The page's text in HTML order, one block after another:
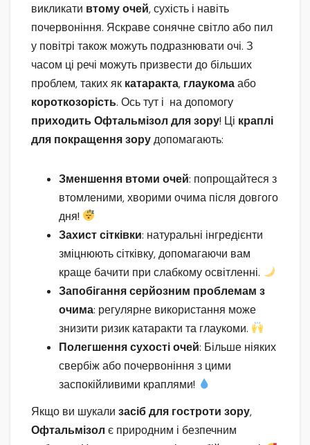
викликати втому очей, сухість і навіть
почервоніння. Яскраве сонячне світло або пил
у повітрі також можуть подразнювати очі. З
часом ці речі можуть призвести до більших
проблем, таких як катаракта, глаукомаабо
короткозорість. Ось тут і на допомогу
приходить Офтальмізол для зору! Ці краплі
для покращення зорудопомагають:
Зменшення втоми очей: попрощайтеся з
втомленими, хворими очима після довгого
дня!
Захист сітківки: натуральні інгредієнти
зміцнюють сітківку, допомагаючи вам
краще бачити при слабкому освітленні.
Запобігання серйозним проблемам з
очима: регулярне використання може
знизити ризик катаракти та глаукоми.
Полегшення сухості очей: Більше ніяких
свербіж або почервоніння з цими
заспокійливими краплями!
Якщо ви шукали засіб для гостроти зору,
Офтальмізол є природним і безпечним